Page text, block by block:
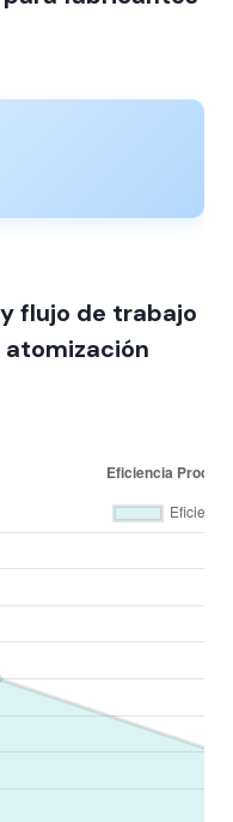
flujo de trabajo